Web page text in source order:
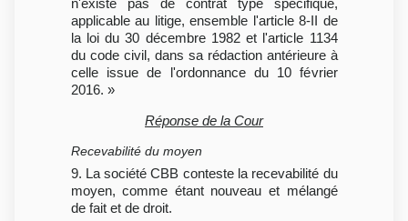
applicable au litige, ensemble l'article 8-II de
la loi du 30 décembre 1982 et l'article 1134
du code civil, dans sa rédaction antérieure à
celle issue de l'ordonnance du 10 février
2016. »
Réponse de la Cour
Recevabilité du moyen
9. La société CBB conteste la recevabilité du
moyen, comme étant nouveau et mélangé
de fait et de droit.